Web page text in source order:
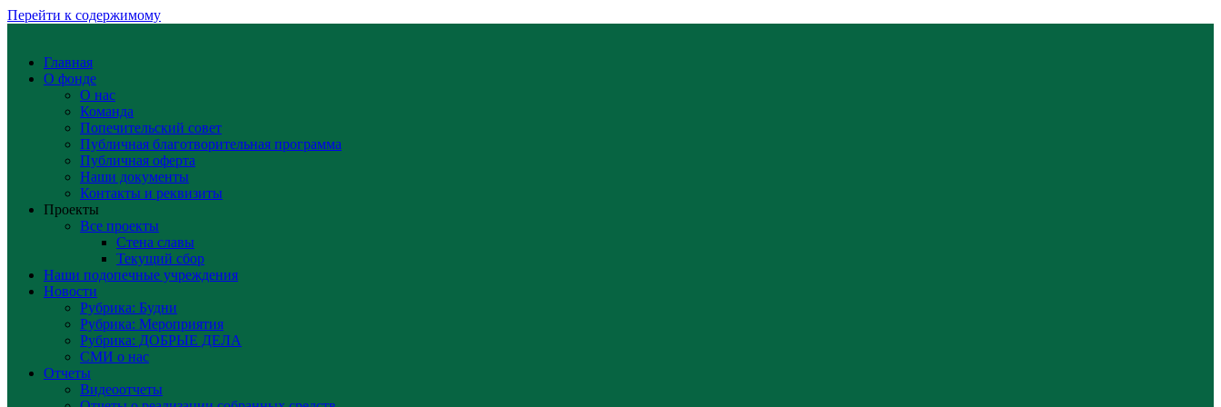
Перейти к содержимому
Главная
О фонде
О нас
Команда
Попечительский совет
Публичная благотворительная программа
Публичная оферта
Наши документы
Контакты и реквизиты
Проекты
Все проекты
Стена славы
Текущий сбор
Наши подопечные учреждения
Новости
Рубрика: Будни
Рубрика: Мероприятия
Рубрика: ДОБРЫЕ ДЕЛА
СМИ о нас
Отчеты
Видеоотчеты